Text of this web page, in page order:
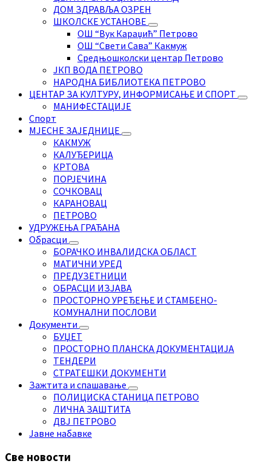
ДОМ ЗДРАВЉА ОЗРЕН
ШКОЛСКЕ УСТАНОВЕ
ОШ “Вук Караџић” Петрово
ОШ “Свети Сава” Какмуж
Средњошколски центар Петрово
ЈКП ВОДА ПЕТРОВО
НАРОДНА БИБЛИОТЕКА ПЕТРОВО
ЦЕНТАР ЗА КУЛТУРУ, ИНФОРМИСАЊЕ И СПОРТ
МАНИФЕСТАЦИЈЕ
Спорт
МЈЕСНЕ ЗАЈЕДНИЦЕ
КАКМУЖ
КАЛУЂЕРИЦА
КРТОВА
ПОРЈЕЧИНА
СОЧКОВАЦ
КАРАНОВАЦ
ПЕТРОВО
УДРУЖЕЊА ГРАЂАНА
Обрасци
БОРАЧКО ИНВАЛИДСКА ОБЛАСТ
МАТИЧНИ УРЕД
ПРЕДУЗЕТНИЦИ
ОБРАСЦИ ИЗЈАВА
ПРОСТОРНО УРЕЂЕЊЕ И СТАМБЕНО-
КОМУНАЛНИ ПОСЛОВИ
Документи
БУЏЕТ
ПРОСТОРНО ПЛАНСКА ДОКУМЕНТАЦИЈА
ТЕНДЕРИ
СТРАТЕШКИ ДОКУМЕНТИ
Зажтита и спашавање
ПОЛИЦИСКА СТАНИЦА ПЕТРОВО
ЛИЧНА ЗАШТИТА
ДВЈ ПЕТРОВО
Јавне набавке
Све новости